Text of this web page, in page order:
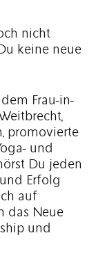
nicht
keine neue
Frau-in-
promovierte
und
Du jeden
Erfolg
auf
das Neue
und